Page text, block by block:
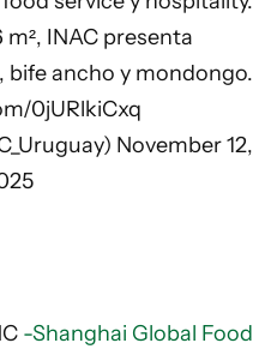
INAC presenta
bife ancho y mondongo.
0jURlkiCxq
November 12,
-Shanghai Global Food